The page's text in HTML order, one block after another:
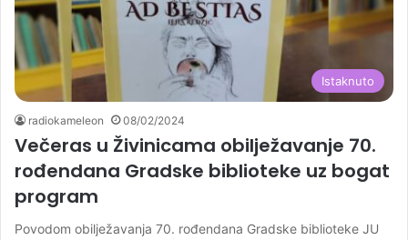
Istaknuto
radiokameleon 08/02/2024
Večeras u Živinicama obilježavanje 70.
rođendana Gradske biblioteke uz bogat
program
Povodom obilježavanja 70. rođendana Gradske biblioteke JU